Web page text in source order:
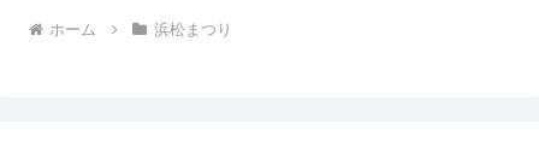
ホーム 浜松まつり